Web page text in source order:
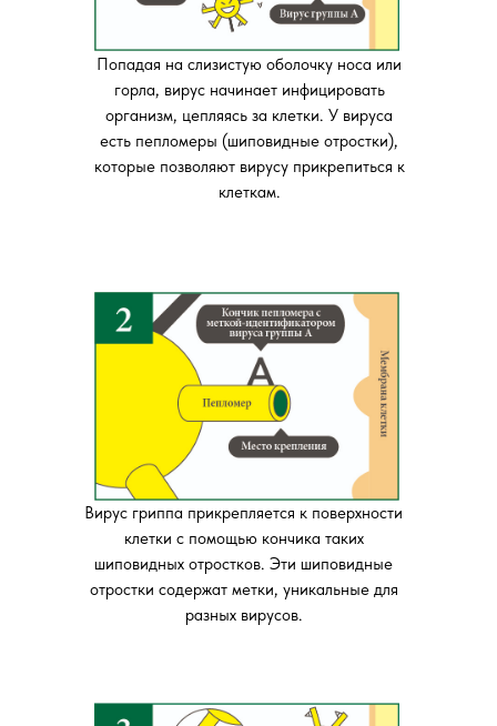
Попадая на слизистую оболочку носа или
горла, вирус начинает инфицировать
организм, цепляясь за клетки. У вируса
есть пепломеры (шиповидные отростки),
которые позволяют вирусу прикрепиться к
клеткам.
Вирус гриппа прикрепляется к поверхности
клетки с помощью кончика таких
шиповидных отростков. Эти шиповидные
отростки содержат метки, уникальные для
разных вирусов.